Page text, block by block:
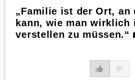
„Familie ist der Ort, an
kann, wie man wirklich
verstellen zu müssen.“